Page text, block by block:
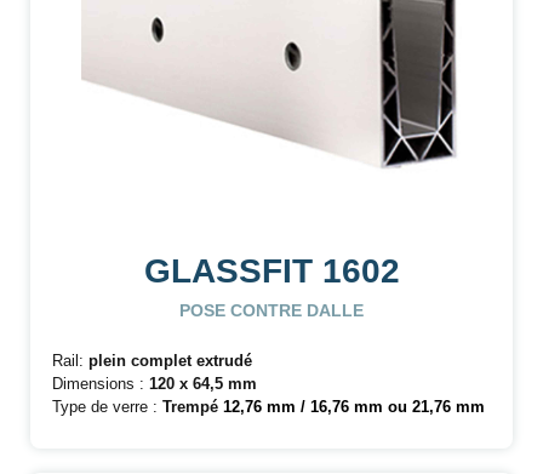
GLASSFIT 1602
POSE CONTRE DALLE
Rail: plein complet extrudé
Dimensions : 120 x 64,5 mm
Type de verre : Trempé 12,76 mm / 16,76 mm ou 21,76 mm